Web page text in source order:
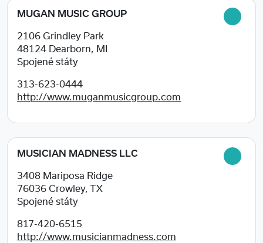
MUGAN MUSIC GROUP
2106 Grindley Park
48124 Dearborn, MI
Spojené státy
313-623-0444
http://www.muganmusicgroup.com
MUSICIAN MADNESS LLC
3408 Mariposa Ridge
76036 Crowley, TX
Spojené státy
817-420-6515
http://www.musicianmadness.com